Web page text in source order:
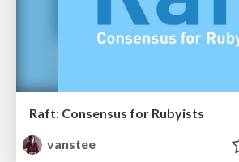
Raft: Consensus for Rubyists
vanstee